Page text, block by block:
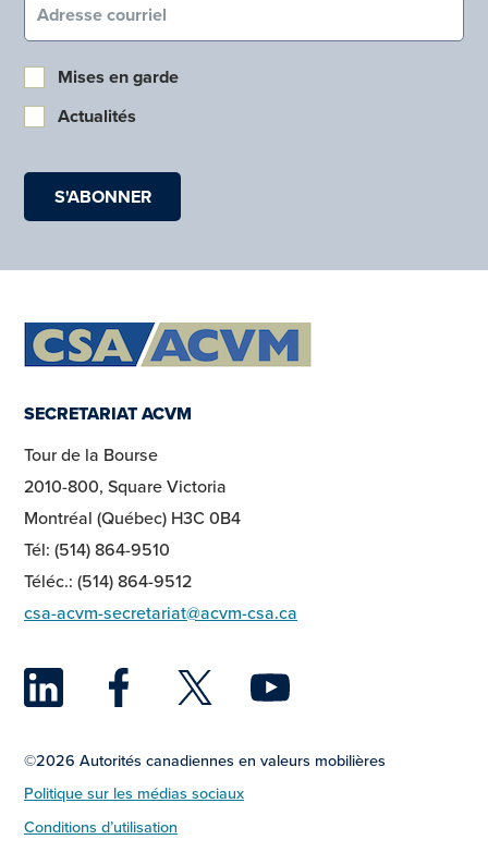
Courriel (obligatoire)
Mises en garde
Actualités
SECRETARIAT ACVM
Tour de la Bourse
2010-800, Square Victoria
Montréal (Québec) H3C 0B4
Tél: (514) 864-9510
Téléc.: (514) 864-9512
csa-acvm-secretariat@acvm-csa.ca
LinkedIn
Facebook
Twitter
©2026 Autorités canadiennes en valeurs mobilières
Politique sur les médias sociaux
Conditions d’utilisation